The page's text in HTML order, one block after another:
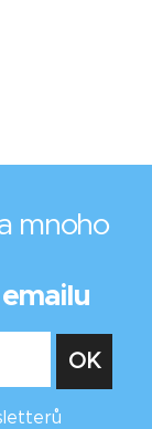
mnoho